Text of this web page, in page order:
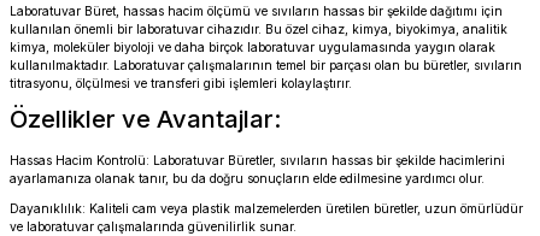
Laboratuvar Büret, hassas hacim ölçümü ve sıvıların hassas bir şekilde dağıtımı için
kullanılan önemli bir laboratuvar cihazıdır. Bu özel cihaz, kimya, biyokimya, analitik
kimya, moleküler biyoloji ve daha birçok laboratuvar uygulamasında yaygın olarak
kullanılmaktadır. Laboratuvar çalışmalarının temel bir parçası olan bu büretler, sıvıların
titrasyonu, ölçülmesi ve transferi gibi işlemleri kolaylaştırır.
Özellikler ve Avantajlar:
Hassas Hacim Kontrolü: Laboratuvar Büretler, sıvıların hassas bir şekilde hacimlerini
ayarlamanıza olanak tanır, bu da doğru sonuçların elde edilmesine yardımcı olur.
Dayanıklılık: Kaliteli cam veya plastik malzemelerden üretilen büretler, uzun ömürlüdür
ve laboratuvar çalışmalarında güvenilirlik sunar.